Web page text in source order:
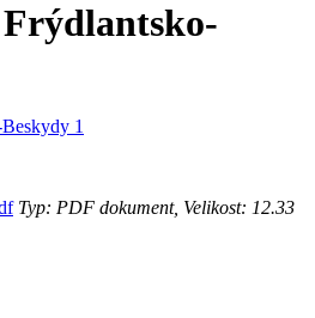
Typ: PDF dokument, Velikost: 12.33